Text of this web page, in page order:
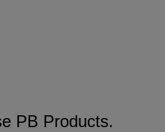
PB Products.